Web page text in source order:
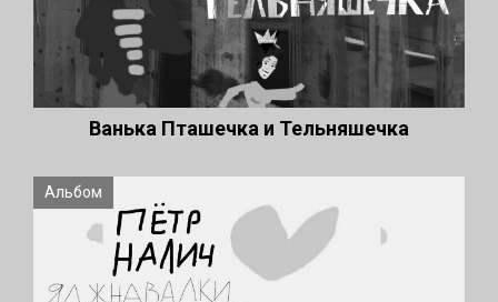
Ванька Пташечка и Тельняшечка
Альбом